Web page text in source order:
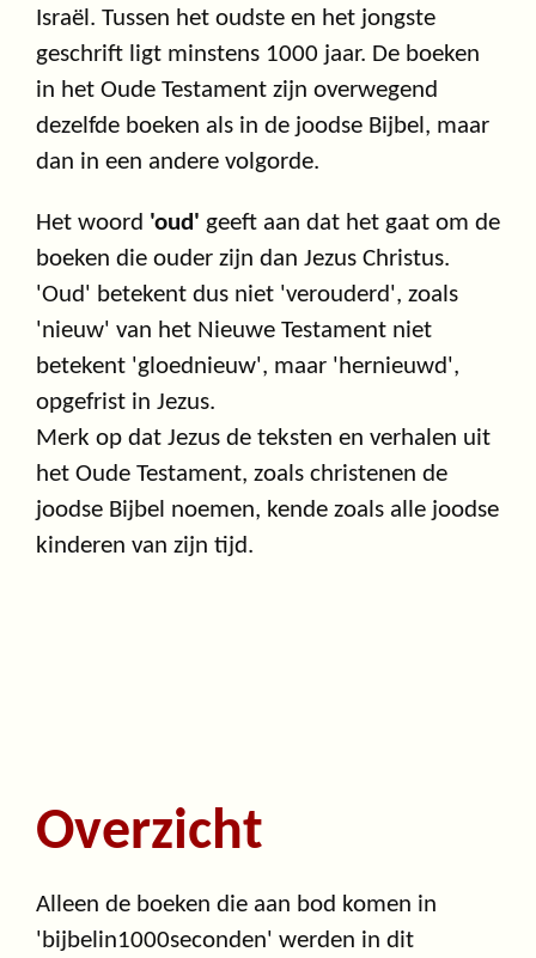
Israël. Tussen het oudste en het jongste
geschrift ligt minstens 1000 jaar. De boeken
in het Oude Testament zijn overwegend
dezelfde boeken als in de joodse Bijbel, maar
dan in een andere volgorde.
Het woord 'oud' geeft aan dat het gaat om de
boeken die ouder zijn dan Jezus Christus.
'Oud' betekent dus niet 'verouderd', zoals
'nieuw' van het Nieuwe Testament niet
betekent 'gloednieuw', maar 'hernieuwd',
opgefrist in Jezus.
Merk op dat Jezus de teksten en verhalen uit
het Oude Testament, zoals christenen de
joodse Bijbel noemen, kende zoals alle joodse
kinderen van zijn tijd.
Overzicht
Alleen de boeken die aan bod komen in
'bijbelin1000seconden' werden in dit